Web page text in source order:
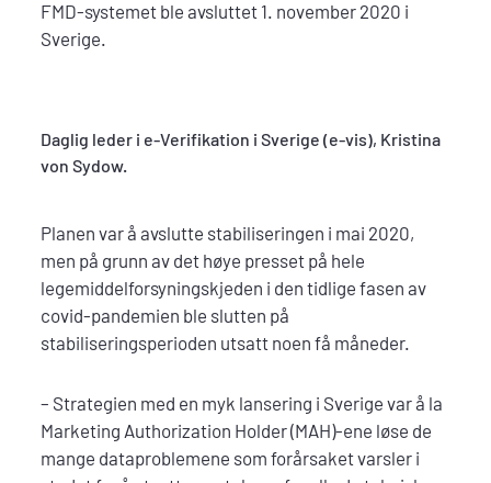
FMD-systemet ble avsluttet 1. november 2020 i
Sverige.
Daglig leder i e-Verifikation i Sverige (e-vis), Kristina
von Sydow.
Planen var å avslutte stabiliseringen i mai 2020,
men på grunn av det høye presset på hele
legemiddelforsyningskjeden i den tidlige fasen av
covid-pandemien ble slutten på
stabiliseringsperioden utsatt noen få måneder.
– Strategien med en myk lansering i Sverige var å la
Marketing Authorization Holder (MAH)-ene løse de
mange dataproblemene som forårsaket varsler i